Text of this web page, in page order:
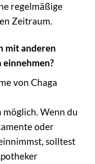
regelmäßige
Zeitraum.
mit anderen
von Chaga
Wenn du
oder
solltest